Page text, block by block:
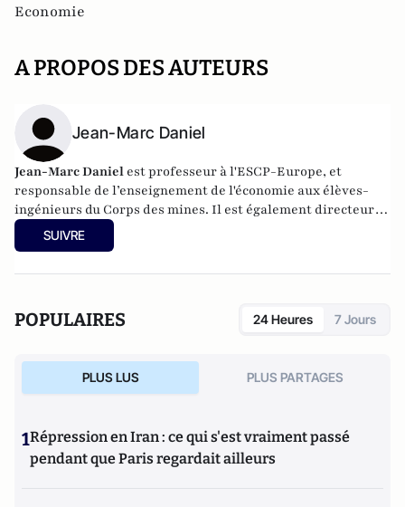
Economie
A PROPOS DES AUTEURS
Jean-Marc Daniel
Jean-Marc Daniel est professeur à l'ESCP-Europe, et
responsable de l’enseignement de l'économie aux élèves-
ingénieurs du Corps des mines. Il est également directeur
de la revue Sociétal
auteur de plusieurs ouvrages sur l'économie, en particulier
SUIVRE
POPULAIRES 24 Heures 7 Jours
PLUS LUS PLUS PARTAGES
1Répression en Iran : ce qui s'est vraiment passé
pendant que Paris regardait ailleurs